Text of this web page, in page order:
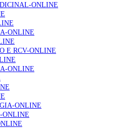
ONLINE
ONLINE
E RCV-ONLINE
ONLINE
ONLINE
ONLINE